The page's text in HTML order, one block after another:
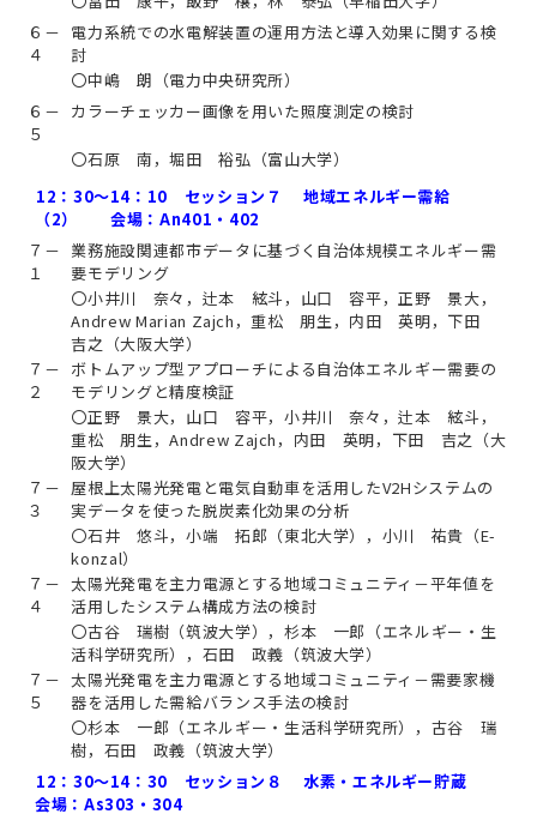
６－
４
電力系統での水電解装置の運用方法と導入効果に関する検
討
〇中嶋 朗（電力中央研究所）
６－
５
カラーチェッカー画像を用いた照度測定の検討
〇石原 南，堀田 裕弘（富山大学）
12：30～14：10 セッション７ 地域エネルギー需給
（2） 会場：An401・402
７－
１
業務施設関連都市データに基づく自治体規模エネルギー需
要モデリング
〇小井川 奈々，辻本 絃斗，山口 容平，正野 景大，
Andrew Marian Zajch，重松 朋生，内田 英明，下田
吉之（大阪大学）
７－
２
ボトムアップ型アプローチによる自治体エネルギー需要の
モデリングと精度検証
〇正野 景大，山口 容平，小井川 奈々，辻本 絃斗，
重松 朋生，Andrew Zajch，内田 英明，下田 吉之（大
阪大学）
７－
３
屋根上太陽光発電と電気自動車を活用したV2Hシステムの
実データを使った脱炭素化効果の分析
〇石井 悠斗，小端 拓郎（東北大学），小川 祐貴（E-
konzal）
７－
４
太陽光発電を主力電源とする地域コミュニティ－平年値を
活用したシステム構成方法の検討
〇古谷 瑞樹（筑波大学），杉本 一郎（エネルギー・生
活科学研究所），石田 政義（筑波大学）
７－
５
太陽光発電を主力電源とする地域コミュニティ－需要家機
器を活用した需給バランス手法の検討
〇杉本 一郎（エネルギー・生活科学研究所），古谷 瑞
樹，石田 政義（筑波大学）
12：30～14：30 セッション８ 水素・エネルギー貯蔵
会場：As303・304